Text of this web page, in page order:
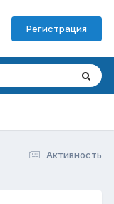
Регистрация
Активность